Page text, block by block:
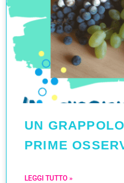
UN
PRIME
LEGGI TUTTO »